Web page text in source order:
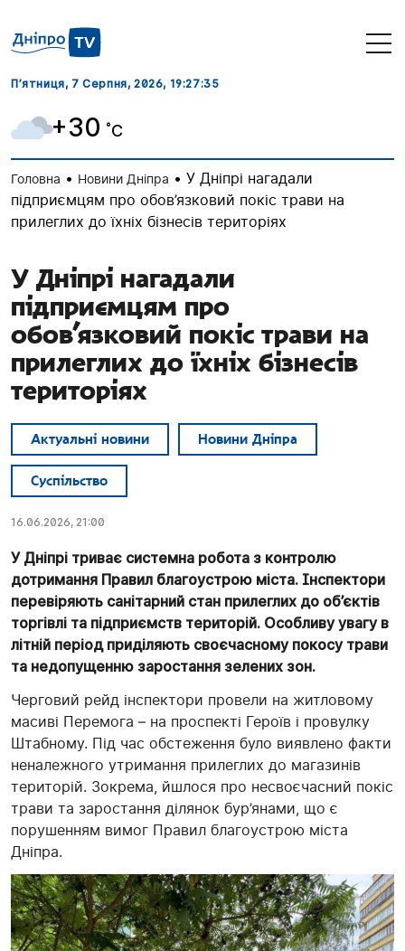
П’ятниця, 7 Серпня, 2026, 19:27:35
+30 ˚C
Головна • Новини Дніпра • У Дніпрі нагадали
підприємцям про обов’язковий покіс трави на
прилеглих до їхніх бізнесів територіях
У Дніпрі нагадали
підприємцям про
обов’язковий покіс трави на
прилеглих до їхніх бізнесів
територіях
Актуальні новини Новини Дніпра
Суспільство
16.06.2026, 21:00
У Дніпрі триває системна робота з контролю
дотримання Правил благоустрою міста. Інспектори
перевіряють санітарний стан прилеглих до об’єктів
торгівлі та підприємств територій. Особливу увагу в
літній період приділяють своєчасному покосу трави
та недопущенню заростання зелених зон.
Черговий рейд інспектори провели на житловому
масиві Перемога – на проспекті Героїв і провулку
Штабному. Під час обстеження було виявлено факти
неналежного утримання прилеглих до магазинів
територій. Зокрема, йшлося про несвоєчасний покіс
трави та заростання ділянок бур’янами, що є
порушенням вимог Правил благоустрою міста
Дніпра.